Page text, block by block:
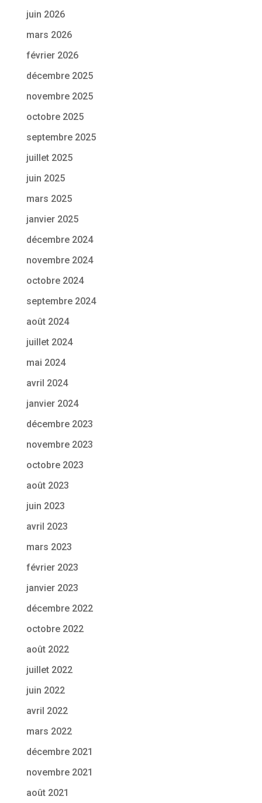
juin 2026
mars 2026
février 2026
décembre 2025
novembre 2025
octobre 2025
septembre 2025
juillet 2025
juin 2025
mars 2025
janvier 2025
décembre 2024
novembre 2024
octobre 2024
septembre 2024
août 2024
juillet 2024
mai 2024
avril 2024
janvier 2024
décembre 2023
novembre 2023
octobre 2023
août 2023
juin 2023
avril 2023
mars 2023
février 2023
janvier 2023
décembre 2022
octobre 2022
août 2022
juillet 2022
juin 2022
avril 2022
mars 2022
décembre 2021
novembre 2021
août 2021